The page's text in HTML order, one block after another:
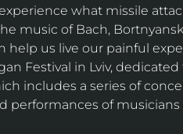
what missile
music of Bach,
help us live our painful
Festival in Lviv,
includes a series of
performances of